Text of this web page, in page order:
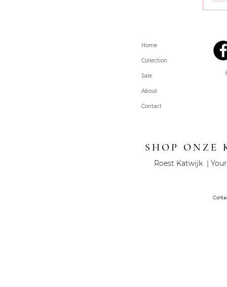
Home
Collection
Sale
About
Contact
SHOP ONZE
Roest Katwijk |